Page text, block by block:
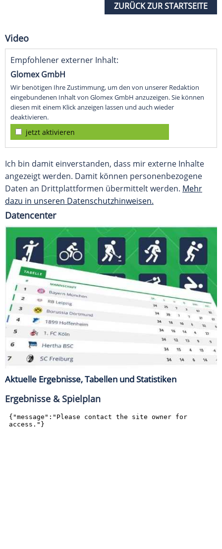
ZURÜCK ZUR STARTSEITE
Video
Empfohlener externer Inhalt:
Glomex GmbH
Wir benötigen Ihre Zustimmung, um den von unserer Redaktion
eingebundenen Inhalt von Glomex GmbH anzuzeigen. Sie können
diesen mit einem Klick anzeigen lassen und auch wieder
deaktivieren.
jetzt aktivieren
Ich bin damit einverstanden, dass mir externe Inhalte
angezeigt werden. Damit können personenbezogene
Daten an Drittplattformen übermittelt werden. Mehr
dazu in unseren Datenschutzhinweisen.
Datencenter
Aktuelle Ergebnisse, Tabellen und Statistiken
Ergebnisse & Spielplan